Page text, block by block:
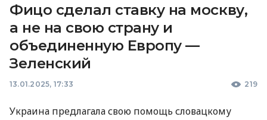
Фицо сделал ставку на москву,
а не на свою страну и
объединенную Европу —
Зеленский
13.01.2025, 17:33 219
Украина предлагала свою помощь словацкому